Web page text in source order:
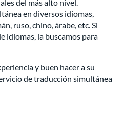
del más alto nivel.
en diversos idiomas,
ruso, chino, árabe, etc. Si
idiomas, la buscamos para
y buen hacer a su
de traducción simultánea